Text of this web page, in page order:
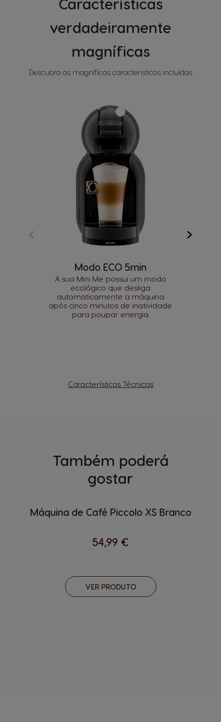
Características
verdadeiramente
magníficas
Descubra as magníficas características incluídas
Modo ECO 5min
A sua Mini Me possui um modo
ecológico que desliga
automaticamente a máquina
após cinco minutos de inatividade
para poupar energia.
Características Técnicas
Também poderá
gostar
Máquina de Café Piccolo XS Branco
54,99 €
VER PRODUTO